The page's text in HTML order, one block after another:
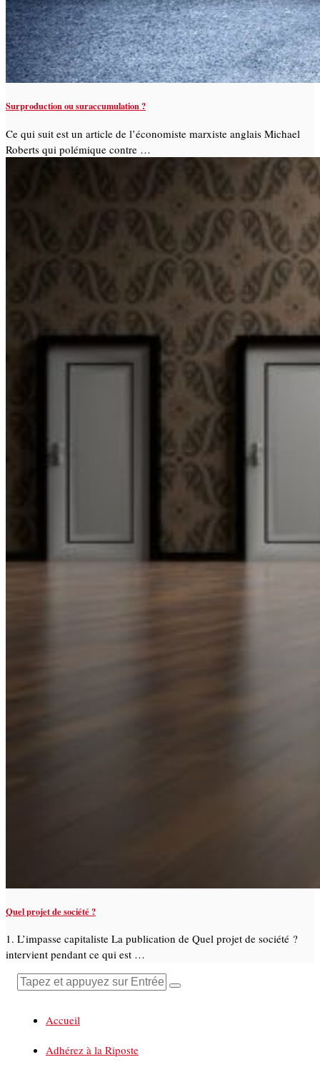
Surproduction ou suraccumulation ?
Ce qui suit est un article de l’économiste marxiste anglais Michael
Roberts qui polémique contre …
Quel projet de société ?
1. L’impasse capitaliste La publication de Quel projet de société ?
intervient pendant ce qui est …
Accueil
Adhérez à la Riposte